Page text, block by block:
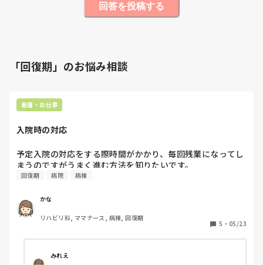
回答を投稿する
「回復期」のお悩み相談
看護・お仕事
入院時の対応
予定入院の対応をする際時間がかかり、毎回残業になってし
まうのですがうまく進む方法を知りたいです。
回復期 病院 病棟
かな
リハビリ科, ママナース, 病棟, 回復期
5 ・ 05/23
みれえ